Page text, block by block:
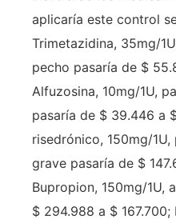
aplicaría este control
Trimetazidina, 35mg/
pecho pasaría de $
Alfuzosina, 10mg/1U,
pasaría de $ 39.446 a
risedrónico, 150mg/
grave pasaría de $
Bupropion, 150mg/1U,
$ 294.988 a $ 167.700;